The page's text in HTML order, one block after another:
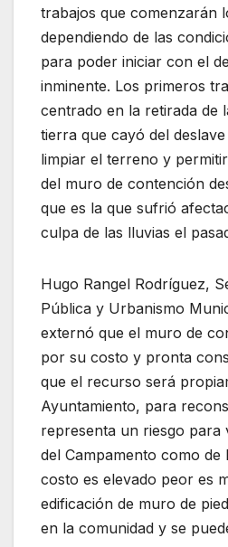
trabajos que comenzarán
dependiendo de las
para poder iniciar con el
inminente. Los primeros
centrado en la retirada de
tierra que cayó del
limpiar el terreno y
del muro de contención
que es la que sufrió
culpa de las lluvias el
Hugo Rangel Rodríguez,
Pública y Urbanismo
externó que el muro de
por su costo y pronta
que el recurso será
Ayuntamiento, para
representa un riesgo para
del Campamento como
costo es elevado peor es
edificación de muro de
en la comunidad y se